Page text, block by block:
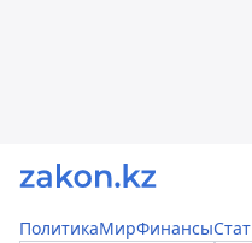
ПолитикаМирФинансы